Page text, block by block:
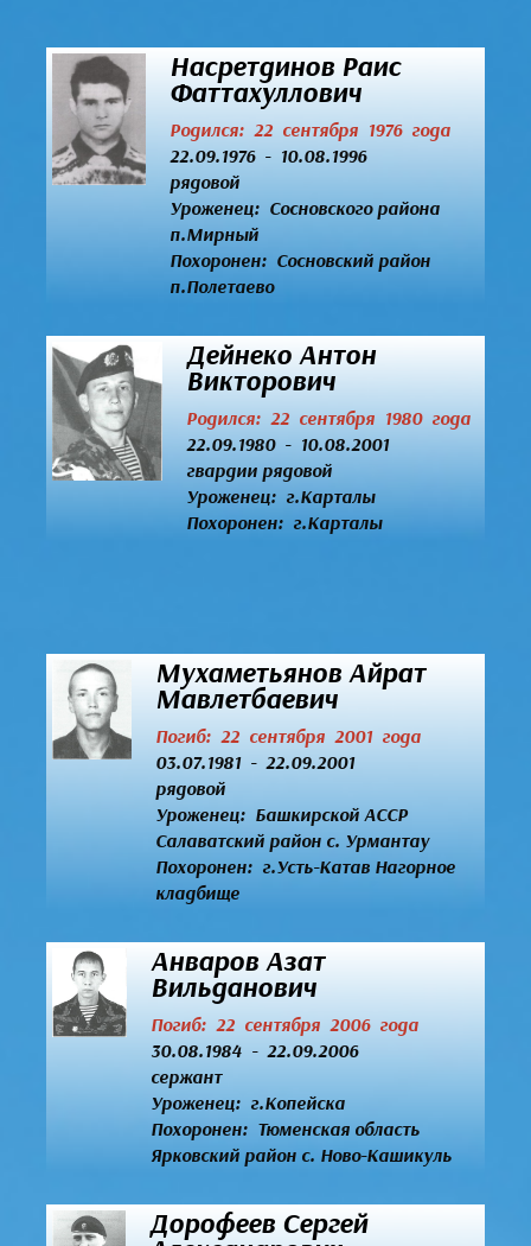
Насретдинов Раис
Фаттахуллович
Родился: 22 сентября 1976 года
22.09.1976 - 10.08.1996
рядовой
Уроженец: Сосновского района
п.Мирный
Похоронен: Сосновский район
п.Полетаево
Дейнеко Антон
Викторович
Родился: 22 сентября 1980 года
22.09.1980 - 10.08.2001
гвардии рядовой
Уроженец: г.Карталы
Похоронен: г.Карталы
Мухаметьянов Айрат
Мавлетбаевич
Погиб: 22 сентября 2001 года
03.07.1981 - 22.09.2001
рядовой
Уроженец: Башкирской АССР
Салаватский район с. Урмантау
Похоронен: г.Усть-Катав Нагорное
кладбище
Анваров Азат
Вильданович
Погиб: 22 сентября 2006 года
30.08.1984 - 22.09.2006
сержант
Уроженец:г.Копейска
Похоронен: Тюменская область
Ярковский район с. Ново-Кашикуль
Дорофеев Сергей